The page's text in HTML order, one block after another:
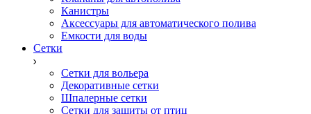
Канистры
Аксессуары для автоматического полива
Емкости для воды
Сетки
Сетки для вольера
Декоративные сетки
Шпалерные сетки
Сетки для защиты от птиц